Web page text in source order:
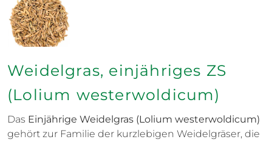
Weidelgras, einjähriges ZS
(Lolium westerwoldicum)
Das Einjährige Weidelgras (Lolium westerwoldicum)
gehört zur Familie der kurzlebigen Weidelgräser, die